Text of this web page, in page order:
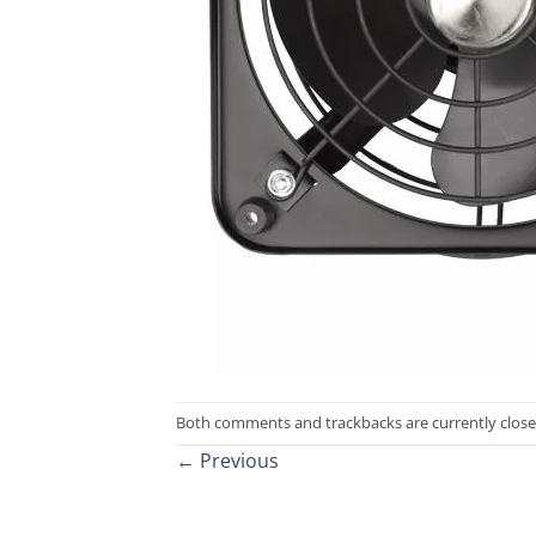
Both comments and trackbacks are currently
← Previous